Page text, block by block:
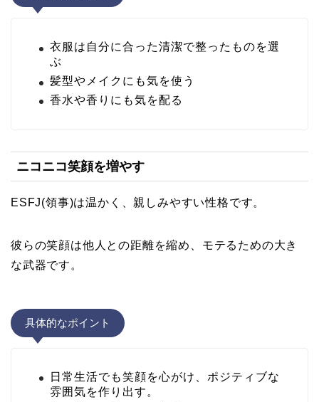
衣服は自分に合った清潔で整ったものを選
ぶ
髪型やメイクにも気を使う
香水や香りにも気を配る
ニコニコ笑顔を増やす
ESFJ(領事)は温かく、親しみやすい性格です。
彼らの笑顔は他人との距離を縮め、モテるための大き
な武器です。
具体的なポイント
日常生活でも笑顔を心がけ、ポジティブな
雰囲気を作り出す。